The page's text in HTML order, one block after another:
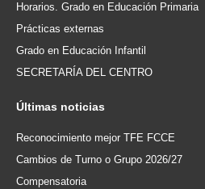
Horarios. Grado en Educación Primaria
Prácticas externas
Grado en Educación Infantil
SECRETARÍA DEL CENTRO
Últimas noticias
Reconocimiento mejor TFE FCCE
Cambios de Turno o Grupo 2026/27
Compensatoria